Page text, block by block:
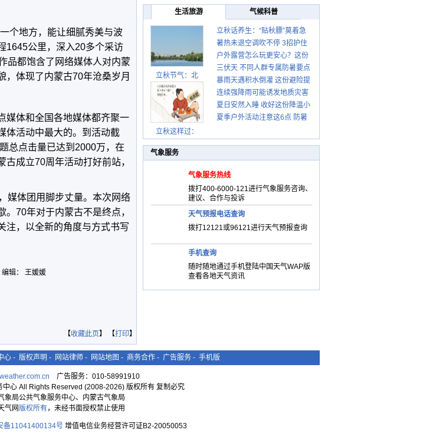
个地方，能让细腻秀美与波
1645公里，深入20多个采访
品都饱含了网络媒体人对内蒙
，体现了内蒙古70年沧桑岁月
体和全国各地媒体都齐聚一
体活动中最大的。到活动截
总点击量已达到2000万，在
成立70周年活动打好前站，
体团用脚步丈量。本次网络
70年对于内蒙古不是终点，
注，以全新的角度与方式书写
编辑： 王媛媛
【收藏此页】 【打印】
生活旅游 气候科普
立秋节气：北
立秋这样过：
立秋话养生：“贴秋膘”莫着急
先清暑再防燥
暑热未退空调吹不停 3招护住
肩颈不酸痛
户外露营怎么玩更安心？这份
攻略请收好
三伏天 不同人群专属防暑要点
请收好
暴雨天遇积水倒灌 这份避险提
示请收好
连续强降雨可能诱发地质灾害
这些前兆要知道
夏日安然入睡 收好这份降温小
贴士
夏季户外活动注意这6点 防暑
气象服务
气象服务热线
拨打400-6000-121进行气象服务咨询、
建议、合作与投诉
天气预报电话查询
拨打12121或96121进行天气预报查询
手机查询
随时随地通过手机登陆中国天气WAP版
查看各地天气资讯
心 - 版权声明 - 网站律师 - 网站地图 - 商务合作 - 广告服务 - 手机版
广告服务：010-58991910
心 All Rights Reserved (2008-2026) 版权所有 复制必究
象局公共气象服务中心、内蒙古气象局
气网版权所有，未经书面授权禁止使用
备11041400134号增值电信业务经营许可证B2-20050053